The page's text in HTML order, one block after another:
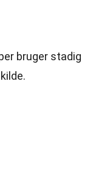
bruger stadig